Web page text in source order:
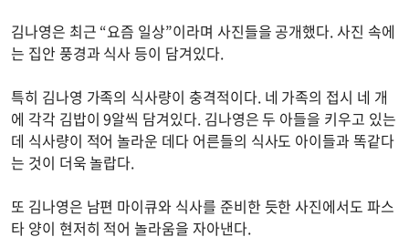
김나영은 최근 “요즘 일상”이라며 사진들을 공개했다. 사진 속에
는 집안 풍경과 식사 등이 담겨있다.
특히 김나영 가족의 식사량이 충격적이다. 네 가족의 접시 네 개
에 각각 김밥이 9알씩 담겨있다. 김나영은 두 아들을 키우고 있는
데 식사량이 적어 놀라운 데다 어른들의 식사도 아이들과 똑같다
는 것이 더욱 놀랍다.
또 김나영은 남편 마이큐와 식사를 준비한 듯한 사진에서도 파스
타 양이 현저히 적어 놀라움을 자아낸다.